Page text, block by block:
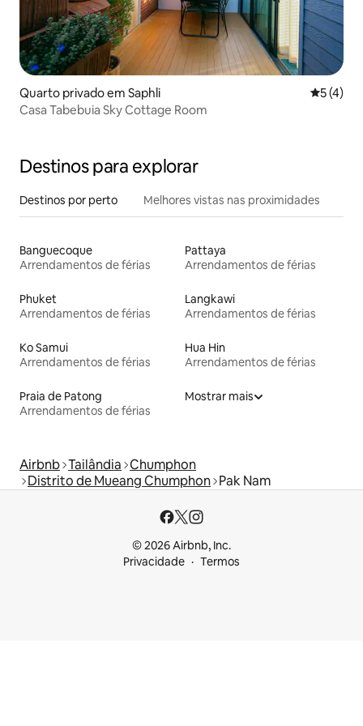
Quarto privado em Saphli
5 (4)
Casa Tabebuia Sky Cottage Room
Destinos para explorar
Destinos por perto Melhores vistas nas proximidades
Banguecoque
Arrendamentos de férias
Pattaya
Arrendamentos de férias
Phuket
Arrendamentos de férias
Langkawi
Arrendamentos de férias
Ko Samui
Arrendamentos de férias
Hua Hin
Arrendamentos de férias
Praia de Patong
Arrendamentos de férias
Mostrar mais
Airbnb Tailândia Chumphon
Distrito de Mueang Chumphon Pak Nam
© 2026 Airbnb, Inc.
Privacidade
Termos